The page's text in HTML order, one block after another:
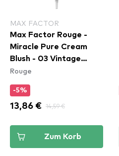
MAX FACTOR
Max Factor Rouge -
Miracle Pure Cream
Blush - 03 Vintage
Peony
Rouge
-5%
13,86 € 14,59 €
Zum Korb